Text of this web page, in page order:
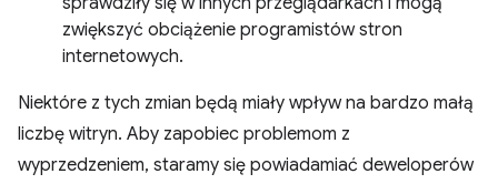
zwiększyć obciążenie programistów stron
internetowych.
Niektóre z tych zmian będą miały wpływ na bardzo małą
liczbę witryn. Aby zapobiec problemom z
wyprzedzeniem, staramy się powiadamiać deweloperów